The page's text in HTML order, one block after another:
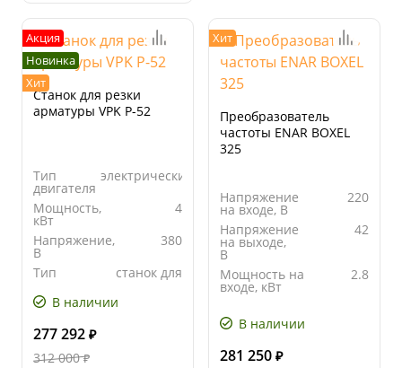
Акция
Новинка
Хит
Станок для резки
арматуры VPK Р-52
Тип
двигателя
электрический
Мощность,
кВт
4
Напряжение,
В
380
Тип
станок для
резки
В наличии
277 292 ₽
312 000₽
Хит
Преобразователь
частоты ENAR BOXEL
325
Напряжение
на входе, В
220
Напряжение
на выходе,
В
42
Мощность на
входе, кВт
2.8
на выходе,
кВтВ наличии
281 250 ₽